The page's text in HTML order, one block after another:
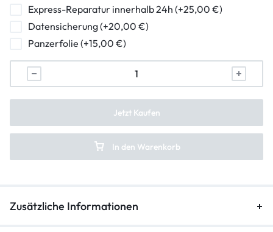
Powerbutton Reparatur
Ladebuchse Raparatur
Kopfhörerbuchse Reparatur
Lautsprecher Reparatur
Express-Reparatur innerhalb 24h (+25,00 €)
Datensicherung (+20,00 €)
Panzerfolie (+15,00 €)
In den Warenkorb
Jetzt Kaufen
Zusätzliche Informationen